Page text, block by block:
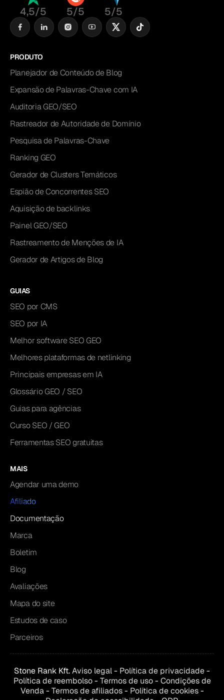
4,5/5 5/5 5/5
PRODUTO
Planejador de Conteúdo de Blog
Expansão de Palavras-Chave com IA
Auditoria GEO/SEO
Rastreador de Autoridade de Domínio
Pesquisa de Palavras-Chave
Ranking GEO
Gerador de Clusters Temáticos
Espião de Concorrentes SEO
Aquisição de backlinks
Painel GEO/SEO
Rastreamento de Menções de IA
Gerador de Artigos de Blog
GUIAS
SEO por CMS
SEO por IA
Melhor software SEO GEO
Melhores plataformas de netlinking
Principais empresas em IA
Glossário GEO / SEO
Guias para agências
Curso SEO / GEO
Ferramentas SEO gratuitas
MAIS
Agendar uma demo
Afiliado
Documentação
Marca
Boletim
Blog
Avaliações
Mapa do site
Estudos de caso
Parceiros
Stone Rank Kft.Aviso legal- Política de privacidade-
Política de reembolso- Termos de uso- Condições de
Venda- Termos de afiliados- Política de cookies-